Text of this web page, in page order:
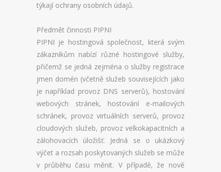
TECHNOLOGIE
PROVIZE A SLEVY
PROBÍHAJÍCÍ AKCE
PROPAGACE
REFERENCE
VŠEOBECNÉ PODMÍNKY
OCHRANA OSOBNÍCH ÚDAJŮ
týkají ochrany osobních údajů.
Předmět činnosti PIPNI
PIPNI je hostingová společnost, která svým
zákazníkům nabízí různé hostingové služby,
přičemž se jedná zejména o služby registrace
jmen domén (včetně služeb souvisejících jako
je například provoz DNS serverů), hostování
webových stránek, hostování e-mailových
schránek, provoz virtuálních serverů, provoz
cloudových služeb, provoz velkokapacitních a
zálohovacích úložišť. Jedná se o ukázkový
výčet a rozsah poskytovaných služeb se může
v průběhu času měnit. V případě, že nově